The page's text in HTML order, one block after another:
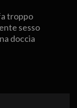
troppo
sesso
doccia